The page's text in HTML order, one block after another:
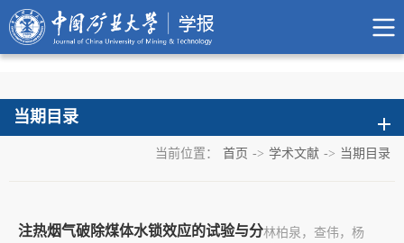
当期目录
当前位置： 首页 -> 学术文献 -> 当期目录
注热烟气破除煤体水锁效应的试验与分林柏泉，查伟，杨